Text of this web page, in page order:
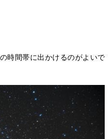
時間帯に出かけるのがよいで